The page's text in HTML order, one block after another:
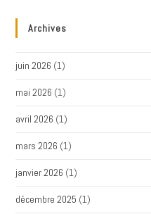
Archives
juin 2026 (1)
mai 2026 (1)
avril 2026 (1)
mars 2026 (1)
janvier 2026 (1)
décembre 2025 (1)